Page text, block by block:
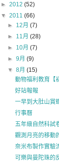
► 2012 (52)
▼ 2011 (66)
► 12月(7)
► 11月(28)
► 10月(7)
►9月(9)
▼8月(15)
動物福利教育【
好站報報
一早到大肚山賞
行事曆
五年級自然科試
觀測月亮的移動
奈米布製作實驗
可樂與曼陀珠的